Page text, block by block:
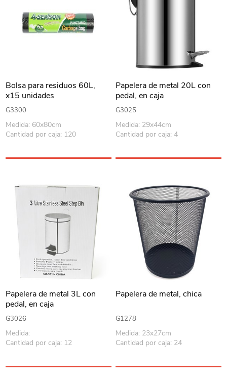
Bolsa para residuos 60L,
x15 unidades
G3300
Medida: 60x80cm
Cantidad por caja: 120
Papelera de metal 20L con
pedal, en caja
G3025
Medida: 29x44cm
Cantidad por caja: 4
Papelera de metal 3L con
pedal, en caja
G3026
Medida:
Cantidad por caja: 12
Papelera de metal, chica
G1278
Medida: 23x27cm
Cantidad por caja: 24